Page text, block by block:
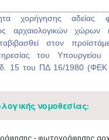
χορήγησης αδείας
αρχαιολογικών χώρων
στον
του
15 του ΠΔ 16/1980 (ΦΕΚ
νομοθεσίας:
- φωτογράφησης
26
•
27
•
28
•
2
• •
4
•
• • •
16
•
17
•
18
•